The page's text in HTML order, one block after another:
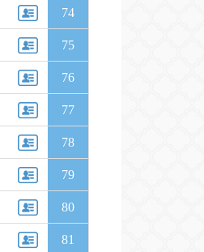
74
75
76
77
78
79
80
81